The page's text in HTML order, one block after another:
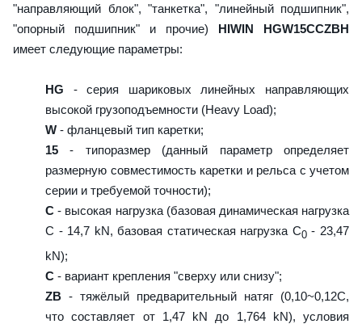
"направляющий блок", "танкетка", "линейный подшипник",
"опорный подшипник" и прочие) HIWIN HGW15CCZBH
имеет следующие параметры:
HG - серия шариковых линейных направляющих
высокой грузоподъемности (Heavy Load);
W - фланцевый тип каретки;
15 - типоразмер (данный параметр определяет
размерную совместимость каретки и рельса с учетом
серии и требуемой точности);
C - высокая нагрузка (базовая динамическая нагрузка
C - 14,7 kN, базовая статическая нагрузка С0- 23,47
kN);
C - вариант крепления "сверху или снизу";
ZB - тяжёлый предварительный натяг (0,10~0,12C,
что составляет от 1,47 kN до 1,764 kN), условия